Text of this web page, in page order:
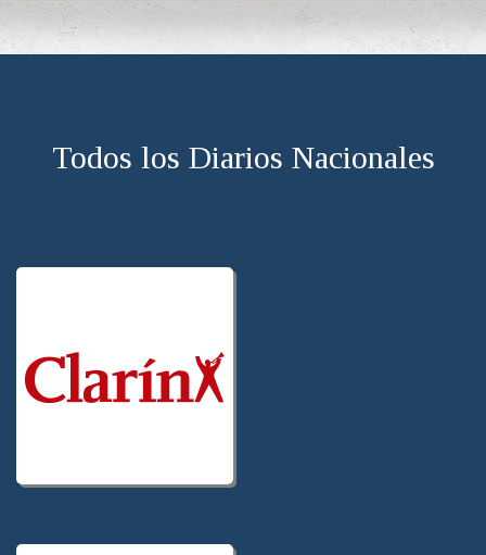
Todos los Diarios Nacionales